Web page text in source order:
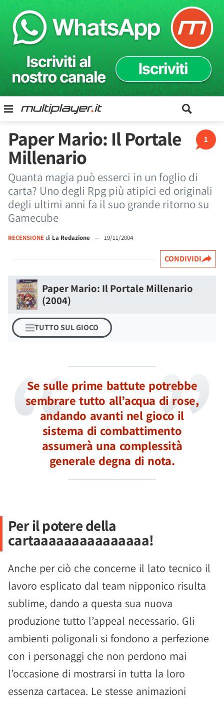
1
Paper Mario: Il Portale
Millenario
Quanta magia può esserci in un foglio di
carta? Uno degli Rpg più atipici ed originali
degli ultimi anni fa il suo grande ritorno su
Gamecube
RECENSIONEdi La Redazione — 19/11/2004
CONDIVIDI
Paper Mario: Il Portale Millenario
(2004)
TUTTO SUL GIOCO
Se sulle prime battute potrebbe
sembrare tutto all’acqua di rose,
andando avanti nel gioco il
sistema di combattimento
assumerà una complessità
generale degna di nota.
Per il potere della
cartaaaaaaaaaaaaaaa!
Anche per ciò che concerne il lato tecnico il
lavoro esplicato dal team nipponico risulta
sublime, dando a questa sua nuova
produzione tutto l’appeal necessario. Gli
ambienti poligonali si fondono a perfezione
con i personaggi che non perdono mai
l’occasione di mostrarsi in tutta la loro
essenza cartacea. Le stesse animazioni